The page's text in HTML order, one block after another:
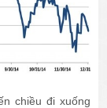
chiều đi xuống